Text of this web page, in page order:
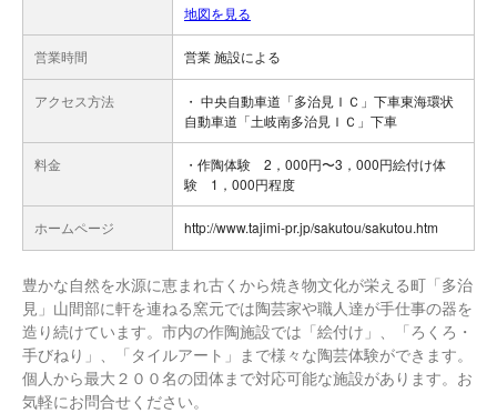
地図を見る
営業時間 営業 施設による
アクセス方法
・ 中央自動車道「多治見ＩＣ」下車東海環状
自動車道「土岐南多治見ＩＣ」下車
料金
・作陶体験 2，000円〜3，000円絵付け体
験 1，000円程度
ホームページ http://www.tajimi-pr.jp/sakutou/sakutou.htm
豊かな自然を水源に恵まれ古くから焼き物文化が栄える町「多治
見」山間部に軒を連ねる窯元では陶芸家や職人達が手仕事の器を
造り続けています。市内の作陶施設では「絵付け」、「ろくろ・
手びねり」、「タイルアート」まで様々な陶芸体験ができます。
個人から最大２００名の団体まで対応可能な施設があります。お
気軽にお問合せください。